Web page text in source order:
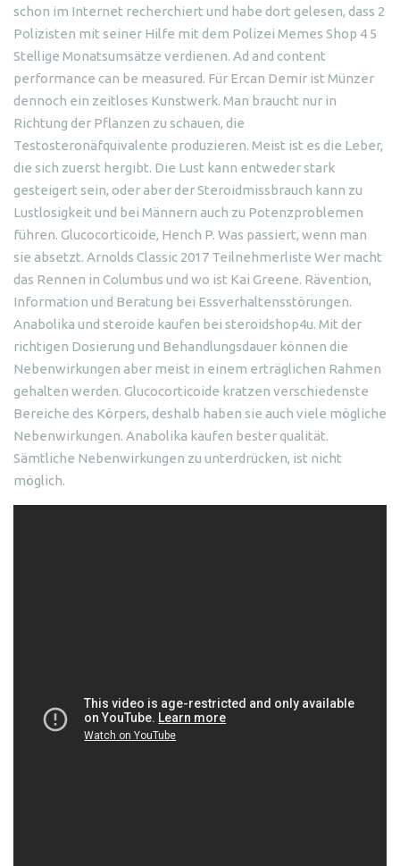
schon im Internet recherchiert und habe dort gelesen, dass 2
Polizisten mit seiner Hilfe mit dem Polizei Memes Shop 4 5
Stellige Monatsumsätze verdienen. Ad and content
performance can be measured. Für Ercan Demir ist Münzer
dennoch ein zeitloses Kunstwerk. Man braucht nur in
Richtung der Pflanzen zu schauen, die
Testosteronäfquivalente produzieren. Meist ist es die Leber,
die sich zuerst hergibt. Die Lust kann entweder stark
gesteigert sein, oder aber der Steroidmissbrauch kann zu
Lustlosigkeit und bei Männern auch zu Potenzproblemen
führen. Glucocorticoide, Hench P. Was passiert, wenn man
sie absetzt. Arnolds Classic 2017 Teilnehmerliste Wer macht
das Rennen in Columbus und wo ist Kai Greene. Rävention,
Information und Beratung bei Essverhaltensstörungen.
Anabolika und steroide kaufen bei steroidshop4u. Mit der
richtigen Dosierung und Behandlungsdauer können die
Nebenwirkungen aber meist in einem erträglichen Rahmen
gehalten werden. Glucocorticoide kratzen verschiedenste
Bereiche des Körpers, deshalb haben sie auch viele mögliche
Nebenwirkungen. Anabolika kaufen bester qualität.
Sämtliche Nebenwirkungen zu unterdrücken, ist nicht
möglich.